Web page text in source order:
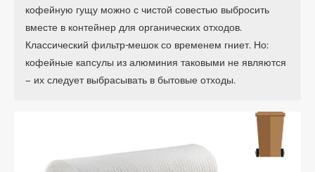
кофейную гущу можно с чистой совестью выбросить
вместе в контейнер для органических отходов.
Классический фильтр-мешок со временем гниет. Но:
кофейные капсулы из алюминия таковыми не являются
– их следует выбрасывать в бытовые отходы.